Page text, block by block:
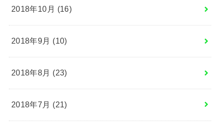
2018年10月 (16)
2018年9月 (10)
2018年8月 (23)
2018年7月 (21)